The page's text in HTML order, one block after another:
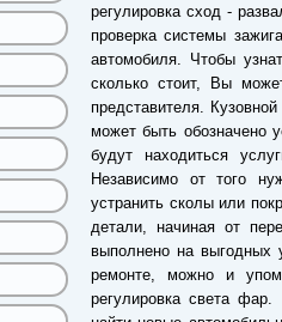
регулировка сход -
проверка системы
автомобиля. Чтобы
сколько стоит, Вы
представителя.
может быть обозначено
будут находиться
Независимо от того
устранить сколы или
детали, начиная от
выполнено на выгодных
ремонте, можно и
регулировка света